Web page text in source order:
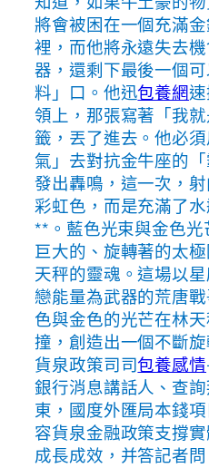
將會被困在一個充滿
裡，而他將永遠失去
器，還剩下最後一個
料」口。他迅包養網
領上，那張寫著「我
籤，丟了進去。他必
氣」去對抗金牛座的
發出轟鳴，這一次，
彩虹色，而是充滿了
**。藍色光束與金色
巨大的、旋轉著的太
天秤的靈魂。這場以
戀能量為武器的荒唐
色與金色的光芒在林
撞，創造出一個不斷
貨泉政策司司包養感情
銀行消息講話人、查
東，國度外匯局本錢
容貨泉金融政策支撐
成長成效，并答記者